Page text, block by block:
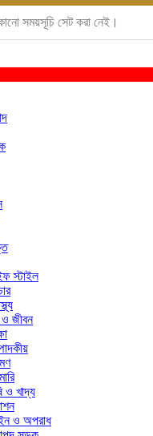
সময়সূচি সেট করা নেই।
স্টাইল
ও জীবন
ও খাদ্য
ও অপরাধ